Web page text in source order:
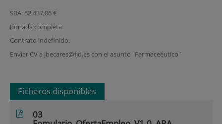
SBA: 52.437,06 €
Jornada completa.
Contrato indefinido.
Enviar CV a jbecares@fjd.es con el asunto "Farmaceéutico"
Ficheros disponibles
03